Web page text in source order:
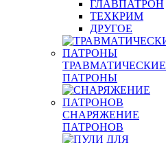
ГЛАВПАТРОН
ТЕХКРИМ
ДРУГОЕ
ТРАВМАТИЧЕСКИЕ
ПАТРОНЫ
СНАРЯЖЕНИЕ
ПАТРОНОВ